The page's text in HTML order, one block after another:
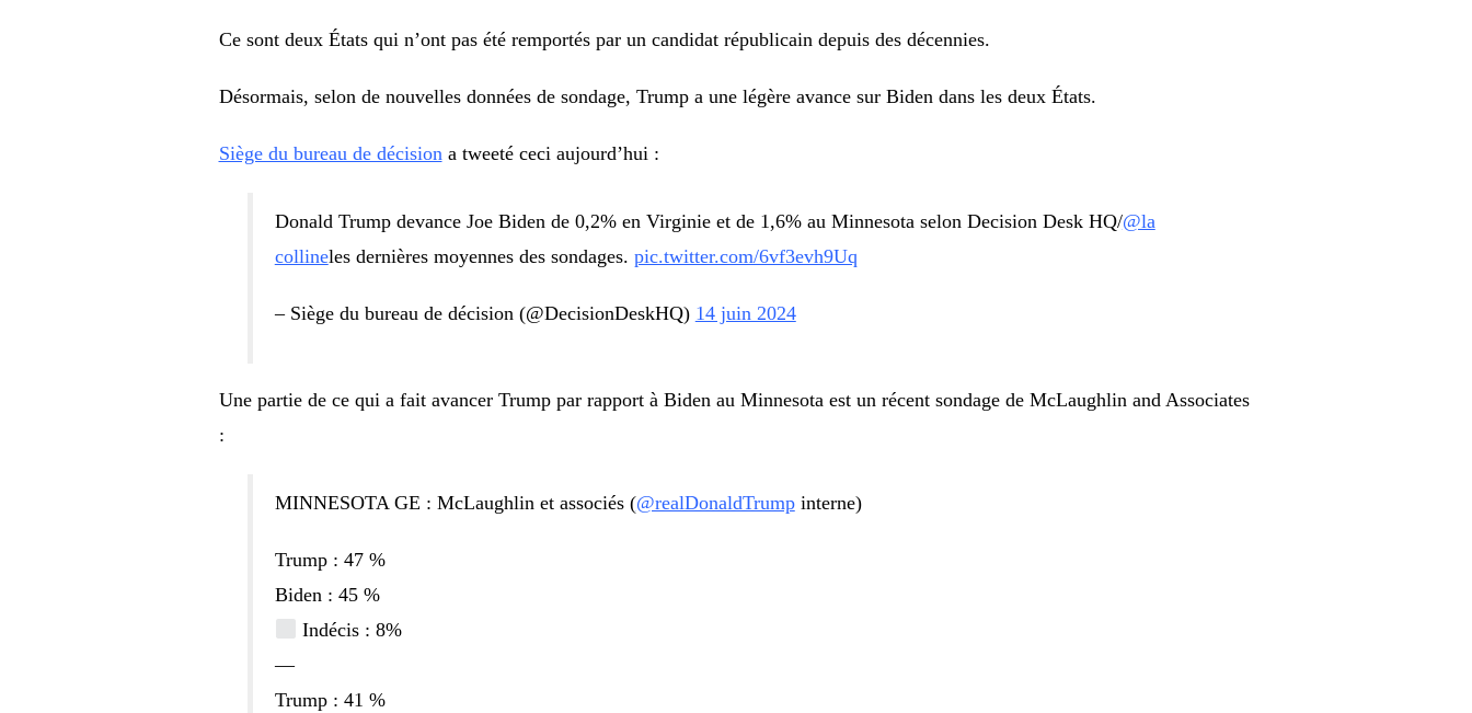
Ce sont deux États qui n’ont pas été remportés par un candidat républicain depuis des décennies.
Désormais, selon de nouvelles données de sondage, Trump a une légère avance sur Biden dans les deux États.
Siège du bureau de décision a tweeté ceci aujourd’hui :
Donald Trump devance Joe Biden de 0,2% en Virginie et de 1,6% au Minnesota selon Decision Desk HQ/@la
collineles dernières moyennes des sondages. pic.twitter.com/6vf3evh9Uq
– Siège du bureau de décision (@DecisionDeskHQ) 14 juin 2024
Une partie de ce qui a fait avancer Trump par rapport à Biden au Minnesota est un récent sondage de McLaughlin and Associates
:
MINNESOTA GE : McLaughlin et associés (@realDonaldTrumpinterne)
Trump : 47 %
Biden : 45 %
Indécis : 8%
—
Trump : 41 %